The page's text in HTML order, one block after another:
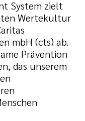
System zielt
Wertekultur
mbH (cts) ab.
Prävention
das unserem